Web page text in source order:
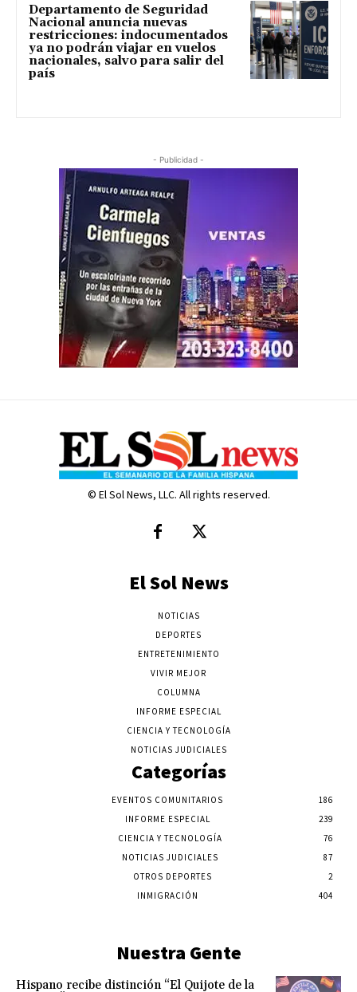
Departamento de Seguridad
Nacional anuncia nuevas
restricciones: indocumentados
ya no podrán viajar en vuelos
nacionales, salvo para salir del
país
- Publicidad -
© El Sol News, LLC. All rights reserved.
El Sol News
NOTICIAS
DEPORTES
ENTRETENIMIENTO
VIVIR MEJOR
COLUMNA
INFORME ESPECIAL
CIENCIA Y TECNOLOGÍA
NOTICIAS JUDICIALES
Categorías
EVENTOS COMUNITARIOS
186
INFORME ESPECIAL
239
CIENCIA Y TECNOLOGÍA
76
NOTICIAS JUDICIALES
87
OTROS DEPORTES
2
INMIGRACIÓN
404
Nuestra Gente
Hispano recibe distinción “El Quijote de la